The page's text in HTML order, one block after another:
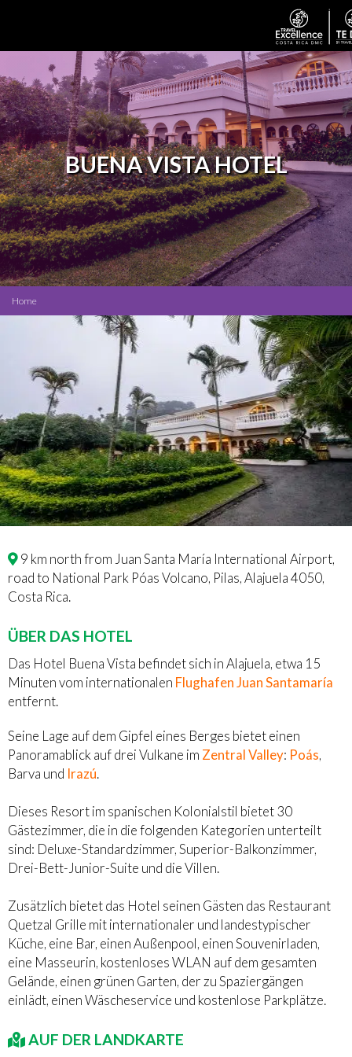
BUENA VISTA HOTEL
Home
9 km north from Juan Santa María International Airport,
road to National Park Póas Volcano, Pilas, Alajuela 4050,
Costa Rica.
ÜBER DAS HOTEL
Das Hotel Buena Vista befindet sich in Alajuela, etwa 15
Minuten vom internationalen Flughafen Juan Santamaría
entfernt.
Seine Lage auf dem Gipfel eines Berges bietet einen
Panoramablick auf drei Vulkane im Zentral Valley: Poás,
Barva und Irazú.
Dieses Resort im spanischen Kolonialstil bietet 30
Gästezimmer, die in die folgenden Kategorien unterteilt
sind: Deluxe-Standardzimmer, Superior-Balkonzimmer,
Drei-Bett-Junior-Suite und die Villen.
Zusätzlich bietet das Hotel seinen Gästen das Restaurant
Quetzal Grille mit internationaler und landestypischer
Küche, eine Bar, einen Außenpool, einen Souvenirladen,
eine Masseurin, kostenloses WLAN auf dem gesamten
Gelände, einen grünen Garten, der zu Spaziergängen
einlädt, einen Wäscheservice und kostenlose Parkplätze.
AUF DER LANDKARTE